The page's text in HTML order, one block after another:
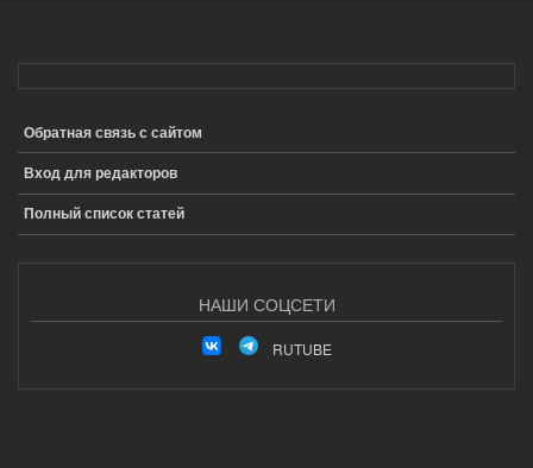
ПОДВАЛ
Обратная связь с сайтом
Вход для редакторов
Полный список статей
НАШИ СОЦСЕТИ
RUTUBE